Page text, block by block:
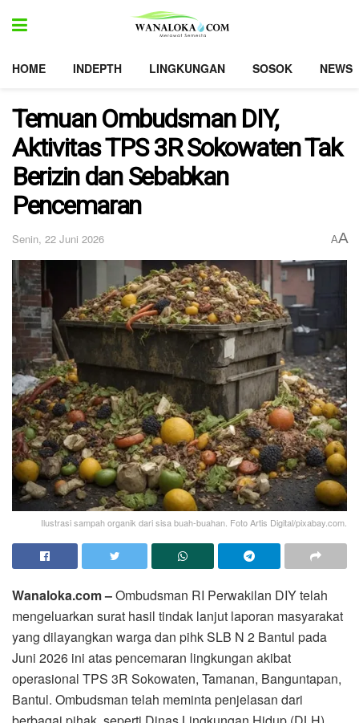
HOME INDEPTH LINGKUNGAN SOSOK NEWS
Temuan Ombudsman DIY,
Aktivitas TPS 3R Sokowaten Tak
Berizin dan Sebabkan
Pencemaran
Senin, 22 Juni 2026 AA
Ilustrasi sampah organik dari sisa buah-buahan. Foto Artis Digital/pixabay.com.
Wanaloka.com –Ombudsman RI Perwakilan DIY telah
mengeluarkan surat hasil tindak lanjut laporan masyarakat
yang dilayangkan warga dan pihk SLB N 2 Bantul pada
Juni 2026 ini atas pencemaran lingkungan akibat
operasional TPS 3R Sokowaten, Tamanan, Banguntapan,
Bantul. Ombudsman telah meminta penjelasan dari